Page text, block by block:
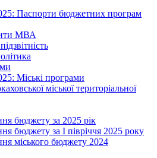
Паспорти бюджетних програм
МВА
Міські програми
міської територіальної
бюджету за 2025 рік
бюджету за І півріччя 2025 року
міського бюджету 2024